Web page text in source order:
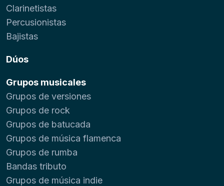
Clarinetistas
Percusionistas
Bajistas
Dúos
Grupos musicales
Grupos de versiones
Grupos de rock
Grupos de batucada
Grupos de música flamenca
Grupos de rumba
Bandas tributo
Grupos de música indie